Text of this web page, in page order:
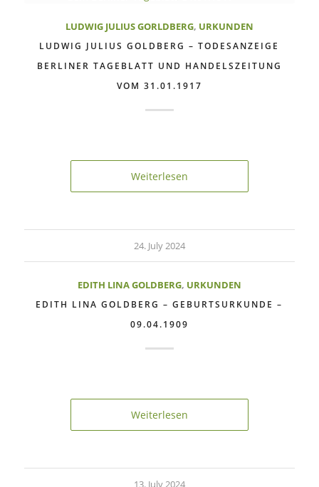
LUDWIG JULIUS GORLDBERG, URKUNDEN
LUDWIG JULIUS GOLDBERG – TODESANZEIGE
BERLINER TAGEBLATT UND HANDELSZEITUNG
VOM 31.01.1917
Weiterlesen
24. July 2024
EDITH LINA GOLDBERG, URKUNDEN
EDITH LINA GOLDBERG – GEBURTSURKUNDE –
09.04.1909
Weiterlesen
13. July 2024